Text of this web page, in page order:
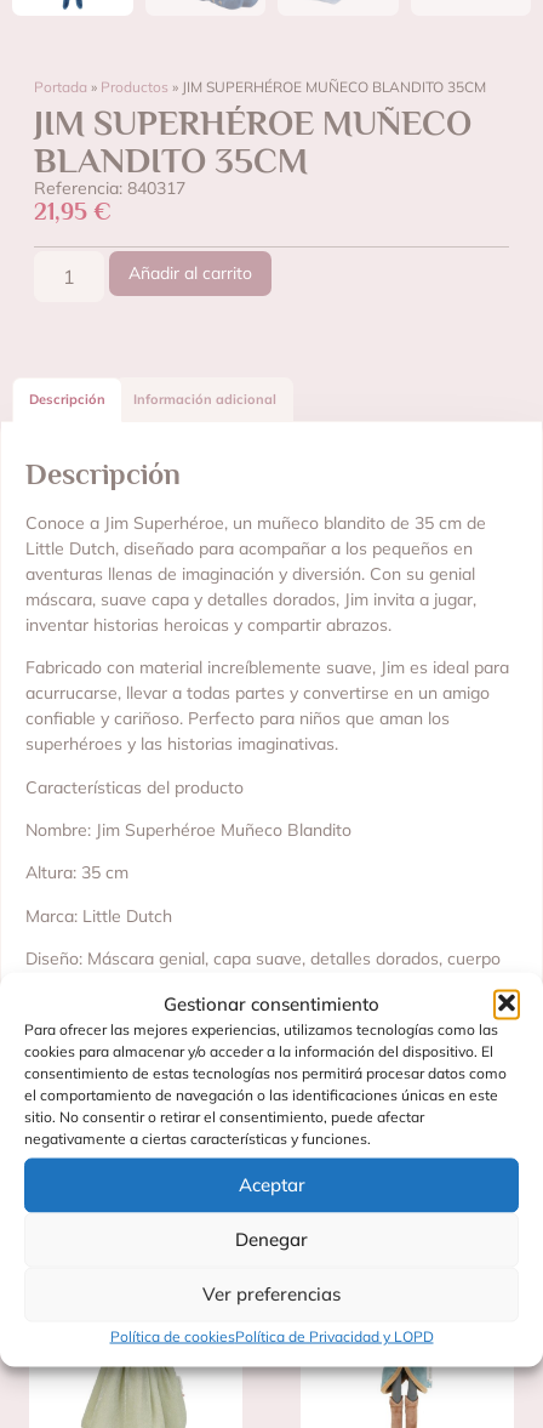
Gestionar consentimiento
Para ofrecer las mejores experiencias, utilizamos tecnologías como las
cookies para almacenar y/o acceder a la información del dispositivo. El
consentimiento de estas tecnologías nos permitirá procesar datos como
el comportamiento de navegación o las identificaciones únicas en este
sitio. No consentir o retirar el consentimiento, puede afectar
negativamente a ciertas características y funciones.
Aceptar
Denegar
Ver preferencias
Política de cookiesPolítica de Privacidad y LOPD
Portada » Productos » JIM SUPERHÉROE MUÑECO BLANDITO 35CM
JIM SUPERHÉROE MUÑECO
BLANDITO 35CM
Referencia: 840317
21,95 €
Añadir al carrito
Descripción Información adicional
Descripción
Conoce a Jim Superhéroe, un muñeco blandito de 35 cm de
Little Dutch, diseñado para acompañar a los pequeños en
aventuras llenas de imaginación y diversión. Con su genial
máscara, suave capa y detalles dorados, Jim invita a jugar,
inventar historias heroicas y compartir abrazos.
Fabricado con material increíblemente suave, Jim es ideal para
acurrucarse, llevar a todas partes y convertirse en un amigo
confiable y cariñoso. Perfecto para niños que aman los
superhéroes y las historias imaginativas.
Características del producto
Nombre: Jim Superhéroe Muñeco Blandito
Altura: 35 cm
Marca: Little Dutch
Diseño: Máscara genial, capa suave, detalles dorados, cuerpo
Edad recomendada: +12 meses
Hecho en China
Productos Relacionados